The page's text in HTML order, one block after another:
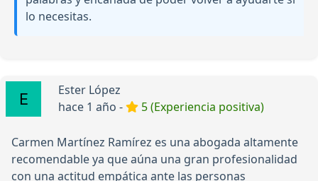
lo necesitas.
Ester López
hace 1 año -
5 (Experiencia positiva)
Carmen Martínez Ramírez es una abogada altamente
recomendable ya que aúna una gran profesionalidad
con una actitud empática ante las personas